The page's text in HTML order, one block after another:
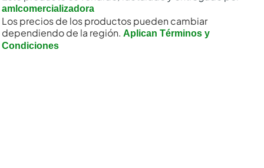
amlcomercializadora
Los precios de los productos pueden cambiar
dependiendo de la región. Aplican Términos y
Condiciones